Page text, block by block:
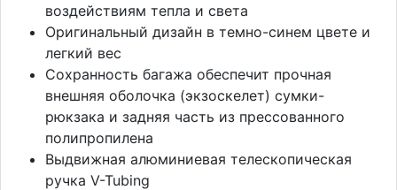
воздействиям тепла и света
Оригинальный дизайн в темно-синем цвете и
легкий вес
Сохранность багажа обеспечит прочная
внешняя оболочка (экзоскелет) сумки-
рюкзака и задняя часть из прессованного
полипропилена
Выдвижная алюминиевая телескопическая
ручка V-Tubing